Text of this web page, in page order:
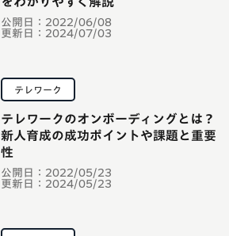
公開日： 2022/06/08
更新日： 2024/07/03
テレワーク
公開日： 2022/05/23
更新日： 2024/05/23
テレワークのオンボーディングとは？
新人育成の成功ポイントや課題と重要
性